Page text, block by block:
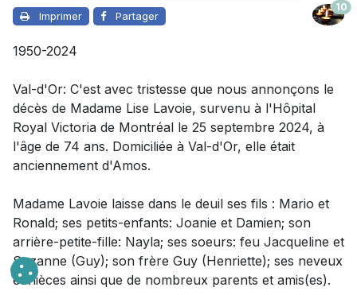
Imprimer Partager
10
1950-2024
Val-d'Or: C'est avec tristesse que nous annonçons le
décès de Madame Lise Lavoie, survenu à l'Hôpital
Royal Victoria de Montréal le 25 septembre 2024, à
l'âge de 74 ans. Domiciliée à Val-d'Or, elle était
anciennement d'Amos.
Madame Lavoie laisse dans le deuil ses fils : Mario et
Ronald; ses petits-enfants: Joanie et Damien; son
arrière-petite-fille: Nayla; ses soeurs: feu Jacqueline et
Suzanne (Guy); son frère Guy (Henriette); ses neveux
et nièces ainsi que de nombreux parents et amis(es).